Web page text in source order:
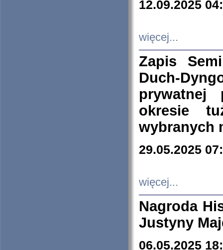
12.09.2025
więcej...
Zapis
Duch-
prywatnej
okresie
wybranych
29.05.2025
więcej...
Nagroda
Justyny
06.05.2025